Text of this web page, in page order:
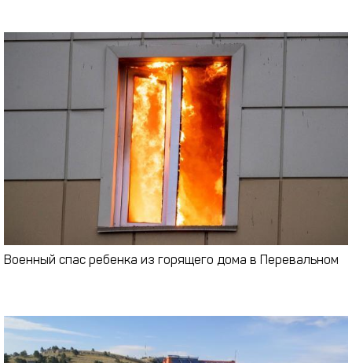
Военный спас ребенка из горящего дома в Перевальном